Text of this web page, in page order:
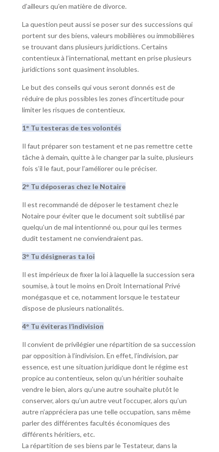
d’ailleurs qu’en matière de divorce.
La question peut aussi se poser sur des successions qui
portent sur des biens, valeurs mobilières ou immobilières
se trouvant dans plusieurs juridictions. Certains
contentieux à l’international, mettant en prise plusieurs
juridictions sont quasiment insolubles.
Le but des conseils qui vous seront donnés est de
réduire de plus possibles les zones d’incertitude pour
limiter les risques de contentieux.
1° Tu testeras de tes volontés
Il faut préparer son testament et ne pas remettre cette
tâche à demain, quitte à le changer par la suite, plusieurs
fois s’il le faut, pour l’améliorer ou le préciser.
2° Tu déposeras chez le Notaire
Il est recommandé de déposer le testament chez le
Notaire pour éviter que le document soit subtilisé par
quelqu’un de mal intentionné ou, pour qui les termes
dudit testament ne conviendraient pas.
3° Tu désigneras ta loi
Il est impérieux de fixer la loi à laquelle la succession sera
soumise, à tout le moins en Droit International Privé
monégasque et ce, notamment lorsque le testateur
dispose de plusieurs nationalités.
4° Tu éviteras l’indivision
Il convient de privilégier une répartition de sa succession
par opposition à l’indivision. En effet, l’indivision, par
essence, est une situation juridique dont le régime est
propice au contentieux, selon qu’un héritier souhaite
vendre le bien, alors qu’une autre souhaite plutôt le
conserver, alors qu’un autre veut l’occuper, alors qu’un
autre n’appréciera pas une telle occupation, sans même
parler des différentes facultés économiques des
différents héritiers, etc.
La répartition de ses biens par le Testateur, dans la